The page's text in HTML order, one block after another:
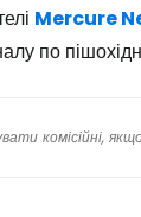
Mercure
по
комісійні,